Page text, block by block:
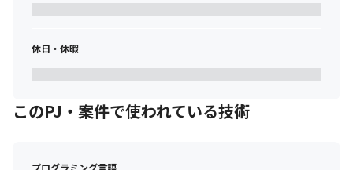
休日・休暇
このPJ・案件で使われている技術
プログラミング言語